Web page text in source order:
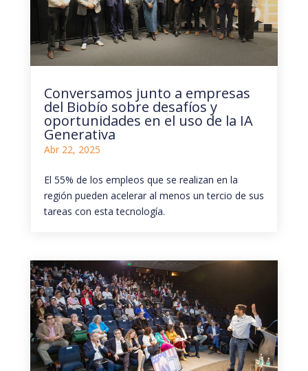
Conversamos junto a empresas
del Biobío sobre desafíos y
oportunidades en el uso de la IA
Generativa
Abr 22, 2025
El 55% de los empleos que se realizan en la
región pueden acelerar al menos un tercio de sus
tareas con esta tecnología.